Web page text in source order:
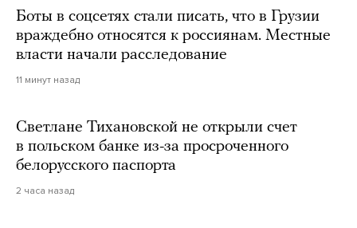
Боты в соцсетях стали писать, что в Грузии
враждебно относятся к россиянам. Местные
власти начали расследование
11 минут назад
Светлане Тихановской не открыли счет
в польском банке из-за просроченного
белорусского паспорта
2 часа назад